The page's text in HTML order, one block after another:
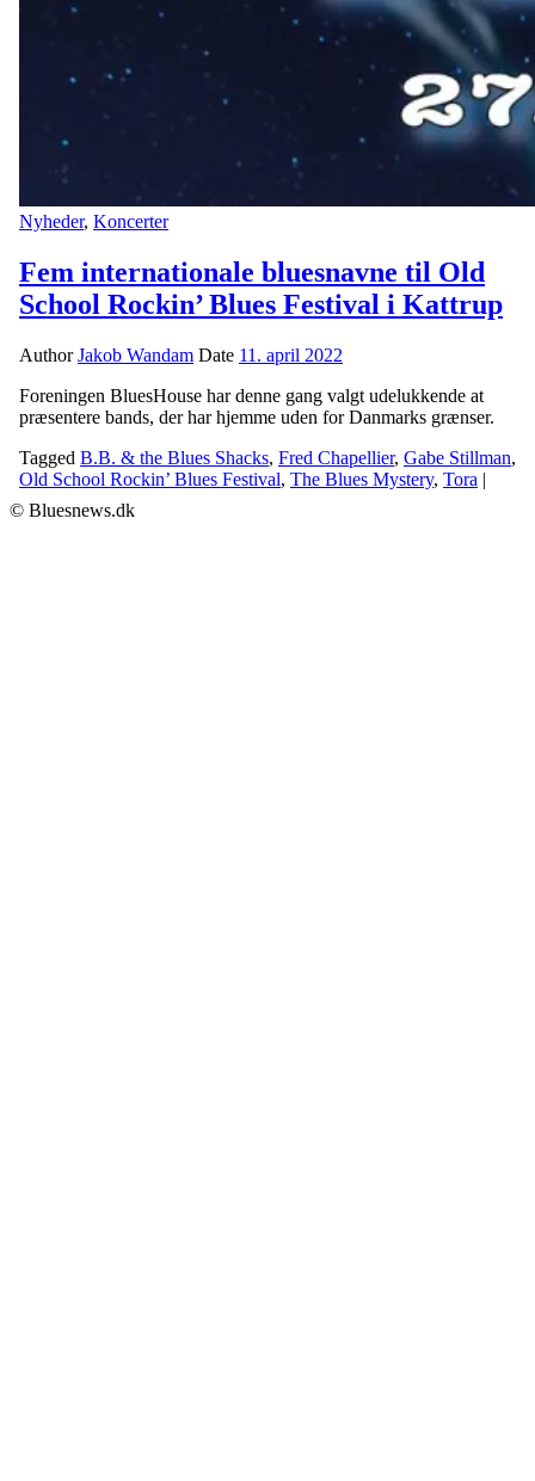
Nyheder, Koncerter
Fem internationale bluesnavne til Old
School Rockin’ Blues Festival i Kattrup
AuthorJakob Wandam Date 11. april 2022
Foreningen BluesHouse har denne gang valgt udelukkende at
præsentere bands, der har hjemme uden for Danmarks grænser.
Tagged B.B. & the Blues Shacks, Fred Chapellier, Gabe Stillman,
Old School Rockin’ Blues Festival, The Blues Mystery, Tora |
© Bluesnews.dk